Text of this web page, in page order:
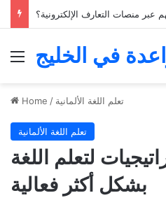
Menu
في الخليج
Home / تعلم اللغة الألمانية
تعلم اللغة الألمانية
لتعلم اللغة
بشكل أكثر فعالية